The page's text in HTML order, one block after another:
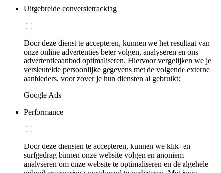
Uitgebreide conversietracking
Door deze dienst te accepteren, kunnen we het resultaat van
onze online advertenties beter volgen, analyseren en ons
advertentieaanbod optimaliseren. Hiervoor vergelijken we je
versleutelde persoonlijke gegevens met de volgende externe
aanbieders, voor zover je hun diensten al gebruikt:
Google Ads
Performance
Door deze diensten te accepteren, kunnen we klik- en
surfgedrag binnen onze website volgen en anoniem
analyseren om onze website te optimaliseren en de algehele